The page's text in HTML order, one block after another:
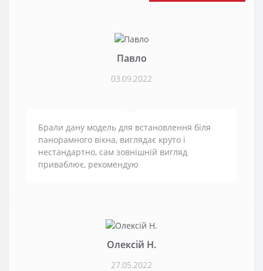
Павло
03.09.2022
Брали дану модель для встановлення біля
панорамного вікна, виглядає круто і
нестандартно, сам зовнішній вигляд
приваблює, рекомендую
Олексій Н.
27.05.2022